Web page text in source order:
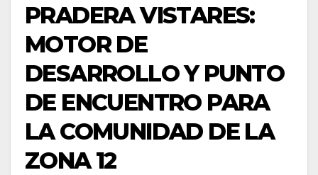
PRADERA VISTARES:
MOTOR DE
DESARROLLO Y PUNTO
DE ENCUENTRO PARA
LA COMUNIDAD DE LA
ZONA 12